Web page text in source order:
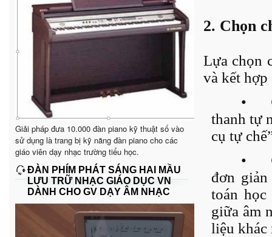
Giải pháp đưa 10.000 đàn piano kỹ thuật số vào
sử dụng là trang bị kỹ năng đàn piano cho các
giáo viên dạy nhạc trường tiểu học.
ĐÀN PHÍM PHÁT SÁNG HAI MẦU
LƯU TRỮ NHẠC GIÁO DỤC VN
DÀNH CHO GV DẠY ÂM NHẠC
2. Chọn
Lựa chọn
và kết
•
thanh tự
cụ tự
•
đơn
toán
giữa âm
liệu khác